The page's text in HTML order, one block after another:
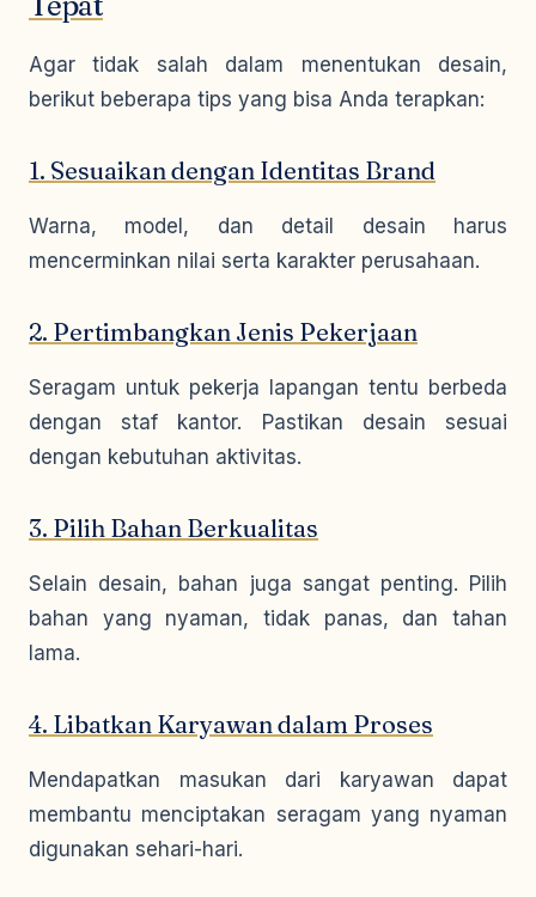
Agar tidak salah dalam menentukan desain,
berikut beberapa tips yang bisa Anda terapkan:
1. Sesuaikan dengan Identitas Brand
Warna, model, dan detail desain harus
mencerminkan nilai serta karakter perusahaan.
2. Pertimbangkan Jenis Pekerjaan
Seragam untuk pekerja lapangan tentu berbeda
dengan staf kantor. Pastikan desain sesuai
dengan kebutuhan aktivitas.
3. Pilih Bahan Berkualitas
Selain desain, bahan juga sangat penting. Pilih
bahan yang nyaman, tidak panas, dan tahan
lama.
4. Libatkan Karyawan dalam Proses
Mendapatkan masukan dari karyawan dapat
membantu menciptakan seragam yang nyaman
digunakan sehari-hari.